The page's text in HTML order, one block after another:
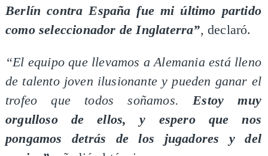
Berlín contra España fue mi último partido
como seleccionador de Inglaterra”, declaró.
“El equipo que llevamos a Alemania está lleno
de talento joven ilusionante y pueden ganar el
trofeo que todos soñamos.Estoy muy
orgulloso de ellos, y espero que nos
pongamos detrás de los jugadores y del